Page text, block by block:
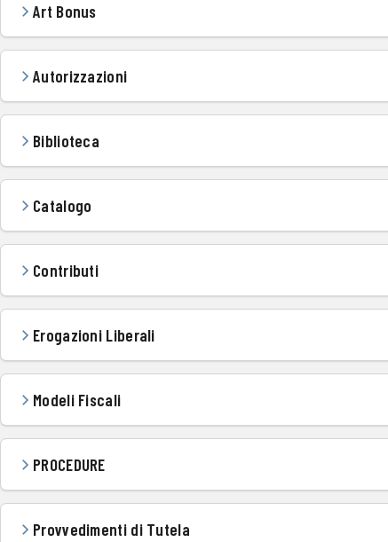
Art Bonus
Autorizzazioni
Biblioteca
Catalogo
Contributi
Erogazioni Liberali
Modeli Fiscali
PROCEDURE
Provvedimenti di Tutela